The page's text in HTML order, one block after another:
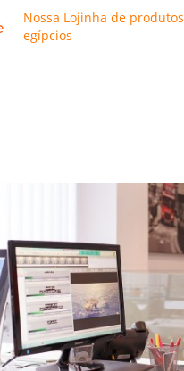
Nossa Lojinha de produtos
egípcios